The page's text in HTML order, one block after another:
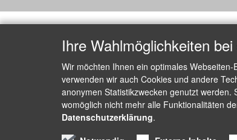
Ihre Wahlmöglichkeiten
Wir möchten Ihnen ein optimales
verwenden wir auch Cookies und andere
anonymen Statistikzwecken genutzt
womöglich nicht mehr alle Funktionalitäten
Datenschutzerklärung.